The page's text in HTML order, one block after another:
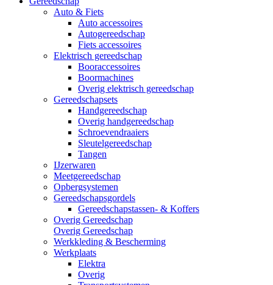
Auto & Fiets
Auto accessoires
Autogereedschap
Fiets accessoires
Elektrisch gereedschap
Booraccessoires
Boormachines
Overig elektrisch gereedschap
Gereedschapsets
Handgereedschap
Overig handgereedschap
Schroevendraaiers
Sleutelgereedschap
Tangen
IJzerwaren
Meetgereedschap
Opbergsystemen
Gereedschapsgordels
Gereedschapstassen- & Koffers
Overig Gereedschap
Overig Gereedschap
Werkkleding & Bescherming
Werkplaats
Elektra
Overig